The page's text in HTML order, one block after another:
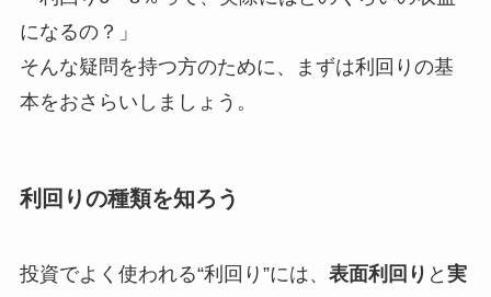
になるの？」
そんな疑問を持つ方のために、まずは利回りの基
本をおさらいしましょう。
利回りの種類を知ろう
投資でよく使われる“利回り”には、 表面利回り と 実